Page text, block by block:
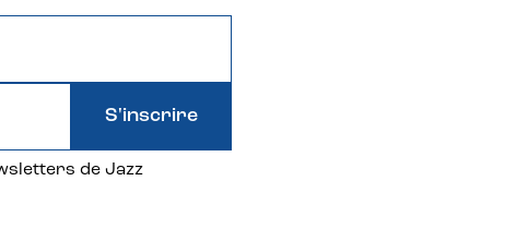
de Jazz
S'inscrire